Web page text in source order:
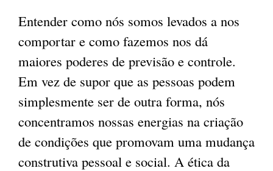
Entender como nós somos levados a nos
comportar e como fazemos nos dá
maiores poderes de previsão e controle.
Em vez de supor que as pessoas podem
simplesmente ser de outra forma, nós
concentramos nossas energias na criação
de condições que promovam uma mudança
construtiva pessoal e social. A ética da